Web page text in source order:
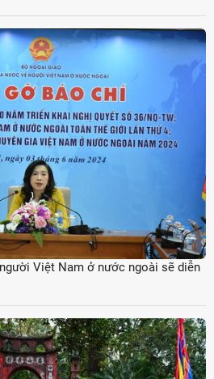
Việt Nam ở nước ngoài sẽ diễn